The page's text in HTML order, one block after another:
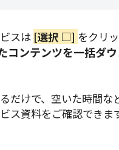
スは [選択 □] をクリッ
コンテンツを一括ダ
だけで、空いた時間な
ス資料をご確認できま